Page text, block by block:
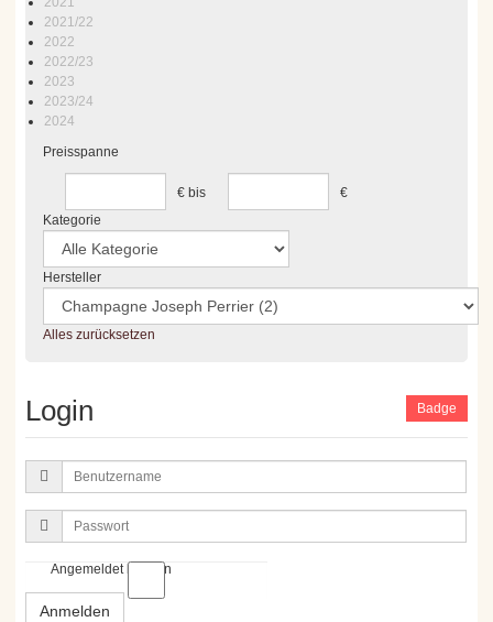
2021/22
2022
2022/23
2023
2023/24
2024
Preisspanne
€ bis
€
Kategorie
Hersteller
Alles zurücksetzen
Login
Benutzername
Passwort
Angemeldet bleiben
Anmelden
Badge